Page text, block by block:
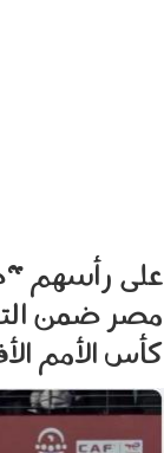
مصر ضمن
كأس الأمم
080101.jpg